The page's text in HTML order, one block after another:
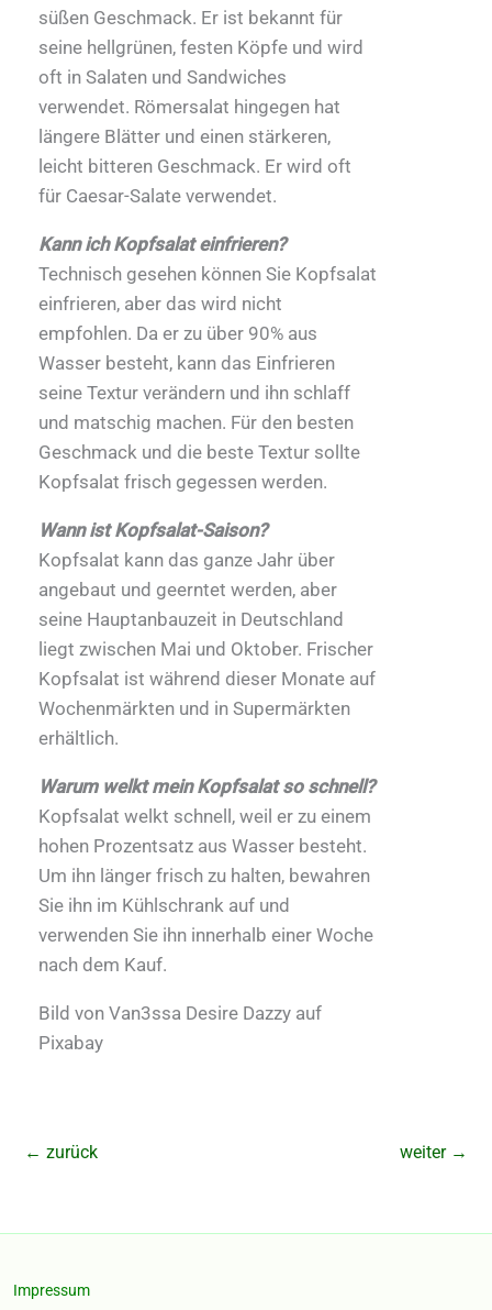
süßen Geschmack. Er ist bekannt für
seine hellgrünen, festen Köpfe und wird
oft in Salaten und Sandwiches
verwendet. Römersalat hingegen hat
längere Blätter und einen stärkeren,
leicht bitteren Geschmack. Er wird oft
für Caesar-Salate verwendet.
Kann ich Kopfsalat einfrieren?
Technisch gesehen können Sie Kopfsalat
einfrieren, aber das wird nicht
empfohlen. Da er zu über 90% aus
Wasser besteht, kann das Einfrieren
seine Textur verändern und ihn schlaff
und matschig machen. Für den besten
Geschmack und die beste Textur sollte
Kopfsalat frisch gegessen werden.
Wann ist Kopfsalat-Saison?
Kopfsalat kann das ganze Jahr über
angebaut und geerntet werden, aber
seine Hauptanbauzeit in Deutschland
liegt zwischen Mai und Oktober. Frischer
Kopfsalat ist während dieser Monate auf
Wochenmärkten und in Supermärkten
erhältlich.
Warum welkt mein Kopfsalat so schnell?
Kopfsalat welkt schnell, weil er zu einem
hohen Prozentsatz aus Wasser besteht.
Um ihn länger frisch zu halten, bewahren
Sie ihn im Kühlschrank auf und
verwenden Sie ihn innerhalb einer Woche
nach dem Kauf.
Bild von Van3ssa Desire Dazzy auf
Pixabay
← zurück weiter →
Impressum